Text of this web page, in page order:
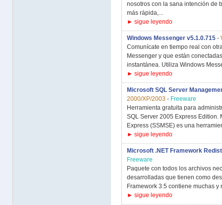
nosotros con la sana intención de
más rápida,...
► sigue leyendo
Windows Messenger v5.1.0.715 -
Comunícate en tiempo real con
Messenger y que están
instantánea. Utiliza Windows
► sigue leyendo
Microsoft SQL Server
2000/XP/2003 - Freeware
Herramienta gratuita para
SQL Server 2005 Express Edition.
Express (SSMSE) es una
► sigue leyendo
Microsoft .NET Framework
Freeware
Paquete con todos los archivos
desarrolladas que tienen como
Framework 3.5 contiene muchas y
► sigue leyendo